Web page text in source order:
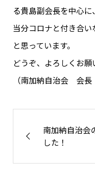
る貴島副会長を中心に
当分コロナと付き合
と思っています。
どうぞ、よろしくお願
（南加納自治会 会
南加納自治会
した！